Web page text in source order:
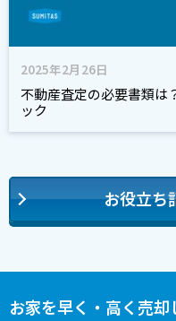
2025年2月26日
不動産査定の必要書類は
ック
お役立ち
お家を早く・高く売却